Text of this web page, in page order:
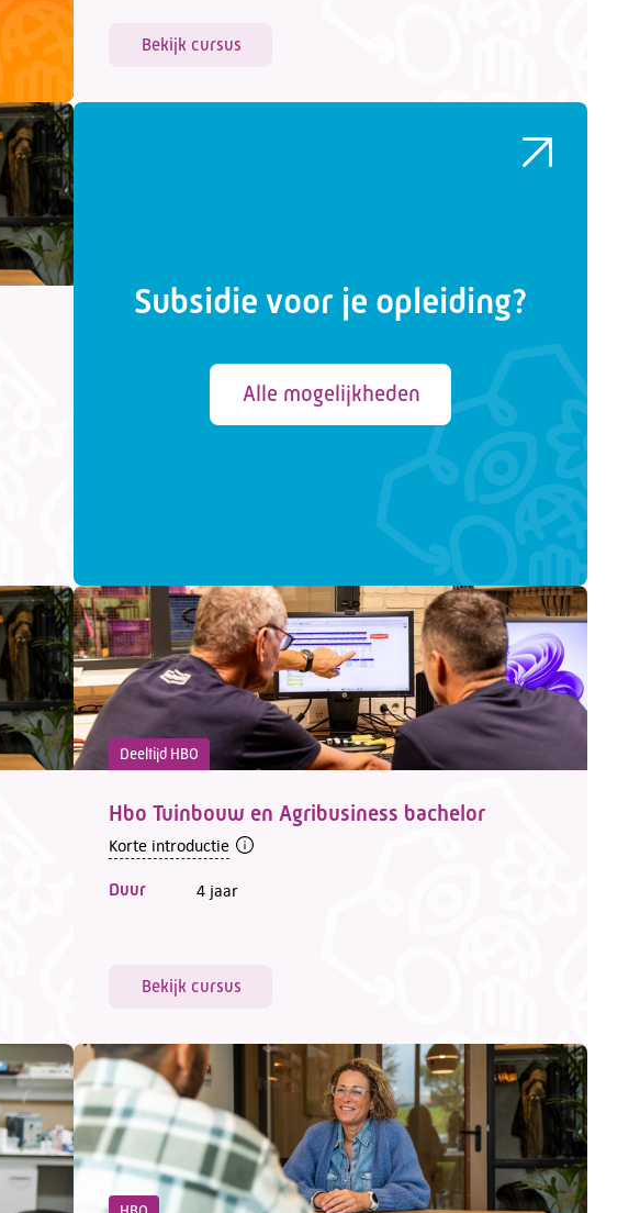
Bekijk cursus
Subsidie voor je opleiding?
Alle mogelijkheden
Deeltijd HBO
Hbo Tuinbouw en Agribusiness bachelor
Korte introductie
Duur 4 jaar
Bekijk cursus